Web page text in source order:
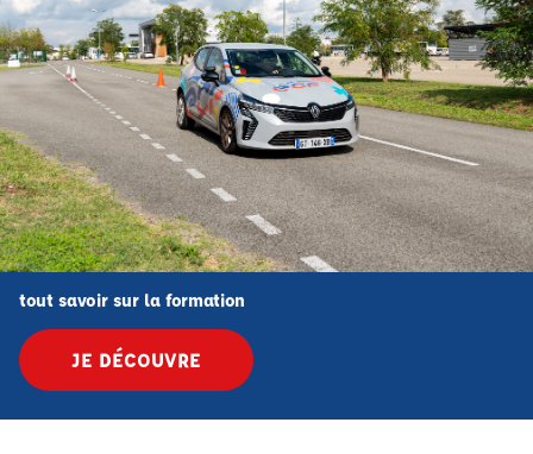
tout savoir sur la formation
JE DÉCOUVRE